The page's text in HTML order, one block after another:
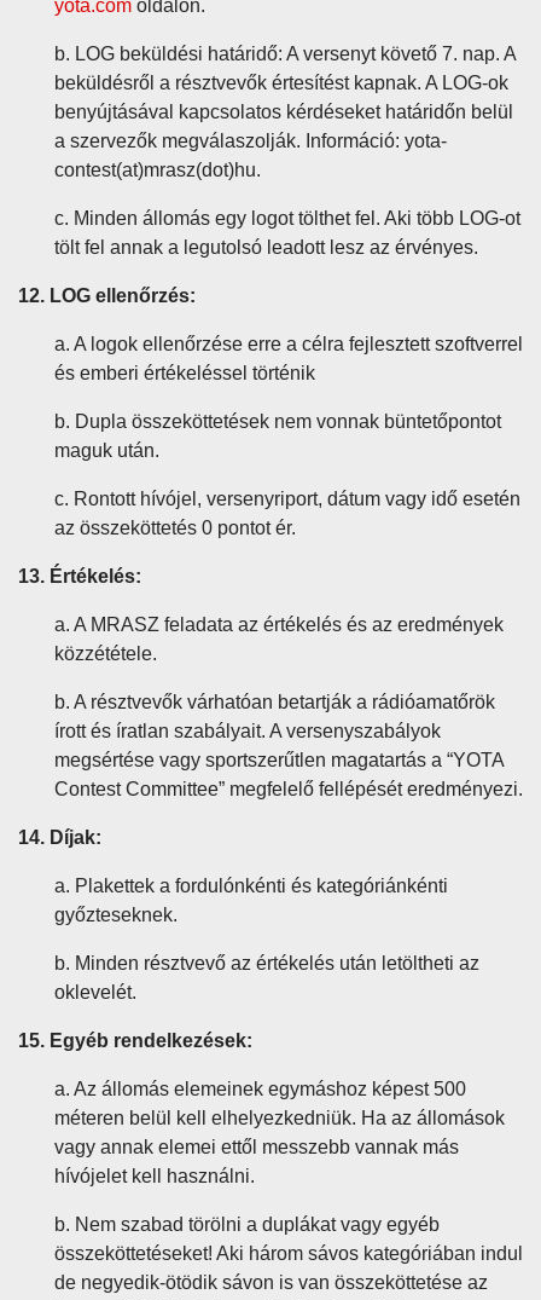
yota.com oldalon.
b. LOG beküldési határidő: A versenyt követő 7. nap. A
beküldésről a résztvevők értesítést kapnak. A LOG-ok
benyújtásával kapcsolatos kérdéseket határidőn belül
a szervezők megválaszolják. Információ: yota-
contest(at)mrasz(dot)hu.
c. Minden állomás egy logot tölthet fel. Aki több LOG-ot
tölt fel annak a legutolsó leadott lesz az érvényes.
12. LOG ellenőrzés:
a. A logok ellenőrzése erre a célra fejlesztett szoftverrel
és emberi értékeléssel történik
b. Dupla összeköttetések nem vonnak büntetőpontot
maguk után.
c. Rontott hívójel, versenyriport, dátum vagy idő esetén
az összeköttetés 0 pontot ér.
13. Értékelés:
a. A MRASZ feladata az értékelés és az eredmények
közzététele.
b. A résztvevők várhatóan betartják a rádióamatőrök
írott és íratlan szabályait. A versenyszabályok
megsértése vagy sportszerűtlen magatartás a “YOTA
Contest Committee” megfelelő fellépését eredményezi.
14. Díjak:
a. Plakettek a fordulónkénti és kategóriánkénti
győzteseknek.
b. Minden résztvevő az értékelés után letöltheti az
oklevelét.
15. Egyéb rendelkezések:
a. Az állomás elemeinek egymáshoz képest 500
méteren belül kell elhelyezkedniük. Ha az állomások
vagy annak elemei ettől messzebb vannak más
hívójelet kell használni.
b. Nem szabad törölni a duplákat vagy egyéb
összeköttetéseket! Aki három sávos kategóriában indul
de negyedik-ötödik sávon is van összeköttetése az